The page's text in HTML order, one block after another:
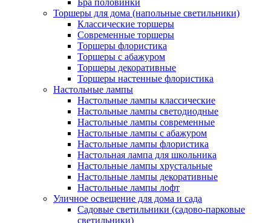
Бра половинки
Торшеры для дома (напольные светильники)
Классические торшеры
Современные торшеры
Торшеры флористика
Торшеры с абажуром
Торшеры декоративные
Торшеры настенные флористика
Настольные лампы
Настольные лампы классические
Настольные лампы светодиодные
Настольные лампы современные
Настольные лампы с абажуром
Настольные лампы флористика
Настольная лампа для школьника
Настольные лампы хрустальные
Настольные лампы декоративные
Настольные лампы лофт
Уличное освещение для дома и сада
Садовые светильники (садово-парковые
светильники)